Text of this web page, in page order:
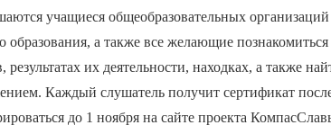
учащиеся общеобразовательных
образования, а также все желающие
результатах их деятельности, находках, а также
Каждый слушатель получит сертификат
до 1 ноября на сайте проекта